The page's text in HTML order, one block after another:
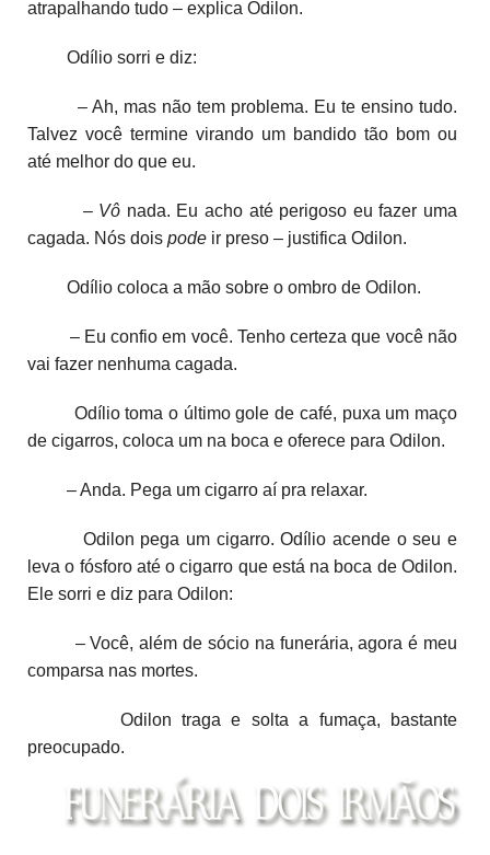
atrapalhando tudo – explica Odilon.
Odílio sorri e diz:
– Ah, mas não tem problema. Eu te ensino tudo.
Talvez você termine virando um bandido tão bom ou
até melhor do que eu.
– Vô nada. Eu acho até perigoso eu fazer uma
cagada. Nós dois pode ir preso – justifica Odilon.
Odílio coloca a mão sobre o ombro de Odilon.
– Eu confio em você. Tenho certeza que você não
vai fazer nenhuma cagada.
Odílio toma o último gole de café, puxa um maço
de cigarros, coloca um na boca e oferece para Odilon.
– Anda. Pega um cigarro aí pra relaxar.
Odilon pega um cigarro. Odílio acende o seu e
leva o fósforo até o cigarro que está na boca de Odilon.
Ele sorri e diz para Odilon:
– Você, além de sócio na funerária, agora é meu
comparsa nas mortes.
Odilon traga e solta a fumaça, bastante
preocupado.